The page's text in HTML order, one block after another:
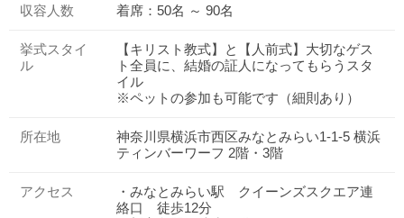
収容人数 着席：50名 ～ 90名
挙式スタイ
ル
【キリスト教式】と【人前式】大切なゲス
ト全員に、結婚の証人になってもらうスタ
イル
※ペットの参加も可能です（細則あり）
所在地
神奈川県横浜市西区みなとみらい1-1-5 横浜
ティンバーワーフ 2階・3階
アクセス
・みなとみらい駅 クイーンズスクエア連
絡口 徒歩12分